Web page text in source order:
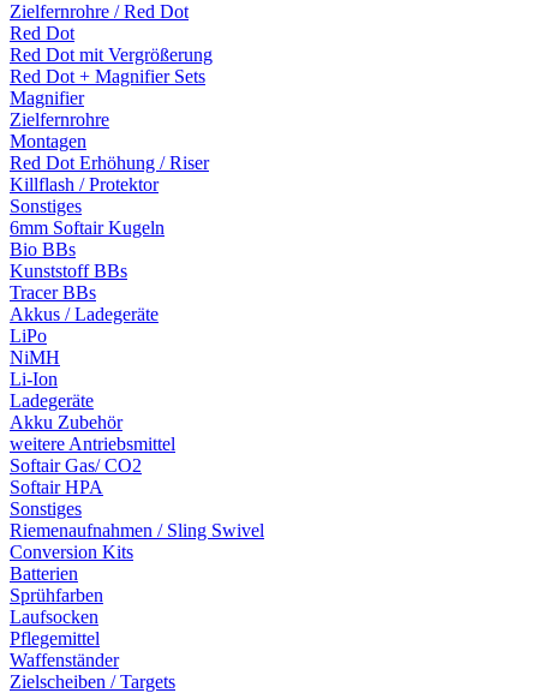
Zielfernrohre / Red Dot
Red Dot
Red Dot mit Vergrößerung
Red Dot + Magnifier Sets
Magnifier
Zielfernrohre
Montagen
Red Dot Erhöhung / Riser
Killflash / Protektor
Sonstiges
6mm Softair Kugeln
Bio BBs
Kunststoff BBs
Tracer BBs
Akkus / Ladegeräte
LiPo
NiMH
Li-Ion
Ladegeräte
Akku Zubehör
weitere Antriebsmittel
Softair Gas/ CO2
Softair HPA
Sonstiges
Riemenaufnahmen / Sling Swivel
Conversion Kits
Batterien
Sprühfarben
Laufsocken
Pflegemittel
Waffenständer
Zielscheiben / Targets